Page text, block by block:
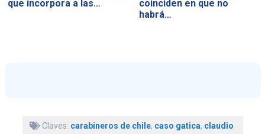
que incorpora a las…
coinciden en que no
habrá…
Claves: carabineros de chile, caso gatica, claudio